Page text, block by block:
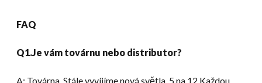
FAQ
Q1.Je vám továrnu nebo distributor?
A: Továrna, Stále vyvíjíme nová světla, 5 na 12 Každou